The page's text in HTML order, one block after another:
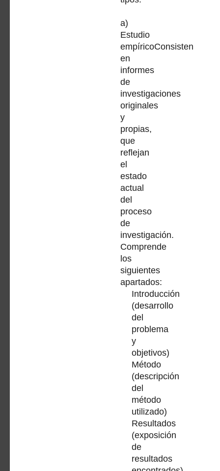
a)
Estudio
empíricoConsisten
en
informes
de
investigaciones
originales
y
propias,
que
reflejan
el
estado
actual
del
proceso
de
investigación.
Comprende
los
siguientes
apartados:
Introducción
(desarrollo
del
problema
y
objetivos)
Método
(descripción
del
método
utilizado)
Resultados
(exposición
de
resultados